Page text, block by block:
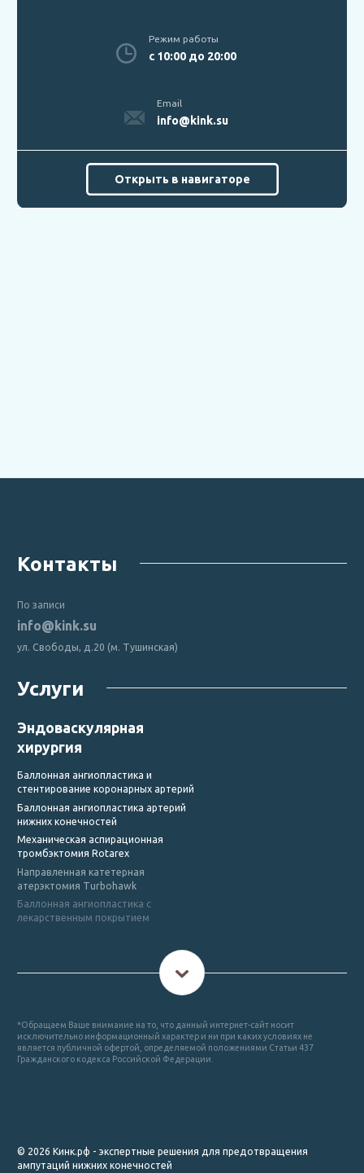
Режим работы
с 10:00 до 20:00
Email
info@kink.su
Открыть в навигаторе
Услуги
Эндоваскулярная
хирургия
Баллонная ангиопластика и
стентирование коронарных артерий
Баллонная ангиопластика артерий
нижних конечностей
Механическая аспирационная
тромбэктомия Rotarex
Направленная катетерная
атерэктомия Turbohawk
Баллонная ангиопластика с
лекарственным покрытием
Контакты
По записи
info@kink.su
ул. Свободы, д.20 (м. Тушинская)
*Обращаем Ваше внимание на то, что данный интернет-сайт носит
исключительно информационный характер и ни при каких условиях не
является публичной офертой, определяемой положениями Статьи 437
Гражданского кодекса Российской Федерации.
© 2026 Кинк.рф - экспертные решения для предотвращения
ампутаций нижних конечностей